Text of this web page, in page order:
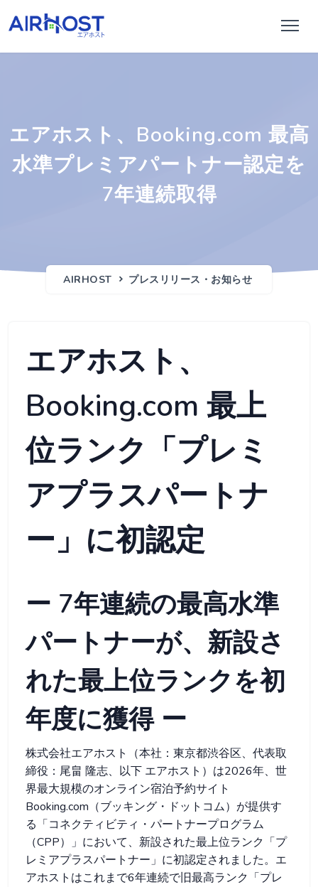
エアホスト、Booking.com 最高
水準プレミアパートナー認定を
7年連続取得
AIRHOST プレスリリース・お知らせ
エアホスト、
Booking.com 最上
位ランク「プレミ
アプラスパートナ
ー」に初認定
ー 7年連続の最高水準
パートナーが、新設さ
れた最上位ランクを初
年度に獲得 ー
株式会社エアホスト（本社：東京都渋谷区、代表取
締役：尾畠 隆志、以下 エアホスト）は2026年、世
界最大規模のオンライン宿泊予約サイト
Booking.com（ブッキング・ドットコム）が提供す
る「コネクティビティ・パートナープログラム
（CPP）」において、新設された最上位ランク「プ
レミアプラスパートナー」に初認定されました。エ
アホストはこれまで6年連続で旧最高ランク「プレ